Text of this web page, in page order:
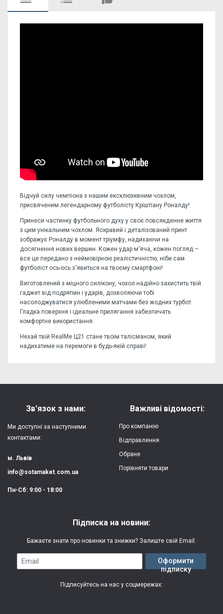
Відчуй силу чемпіона з нашим ексклюзивним чохлом,
присвяченим легендарному футболісту Кріштіану Роналду!
Принеси частинку футбольного духу у своє повсякденне життя
з цим унікальним чохлом. Яскравий і деталізований принт
зображує Роналду в момент тріумфу, надихаючи на
досягнення нових вершин. Кожен удар м'яча, кожен погляд –
все це передано з неймовірною реалістичністю, ніби сам
футболіст ось-ось з'явиться на твоєму смартфоні!
Виготовлений з міцного силікону, чохол надійно захистить твій
гаджет від подряпин і ударів, дозволяючи тобі
насолоджуватися улюбленими матчами без жодних турбот.
Гладка поверхня і ідеальне прилягання забезпечать
комфортне використання.
Нехай твій RealMe Ц21 стане твоїм талісманом, який
надихатиме на перемоги в будь-якій справі!
Захист:
від ударів,
Якість:
яскрава, чітка
Особливості:
(вологостійкий, гнучкий)
Гарантія: 3 місяці
Напишіть відгук або думку
Зв'язок з нами:
Ми доступні за наступними
контактами:
м. Львів
info@sotamaket.com.ua
Пн-Сб: 9:00 - 18:00
Важливі відомості:
Про компанію
Відправлення
Обране
Порівняти товари
Підписка на новини:
Бажаєте знати про новинки та знижки? Залиште свій Email.
Email
Оформити
підписку
Підписуйтесь на нас у соцмережах: